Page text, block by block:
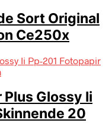
Sort Original
Ce250x
Plus Glossy Ii
20